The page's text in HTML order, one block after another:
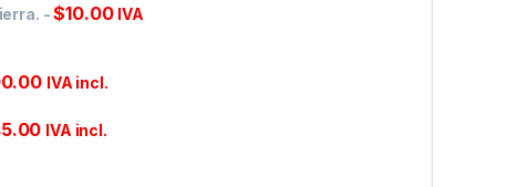
-$10.00 IVA
IVA incl.
IVA incl.